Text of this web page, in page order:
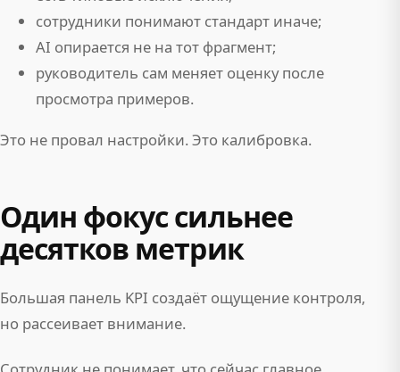
сотрудники понимают стандарт иначе;
AI опирается не на тот фрагмент;
руководитель сам меняет оценку после
просмотра примеров.
Это не провал настройки. Это калибровка.
Один фокус сильнее
десятков метрик
Большая панель KPI создаёт ощущение контроля,
но рассеивает внимание.